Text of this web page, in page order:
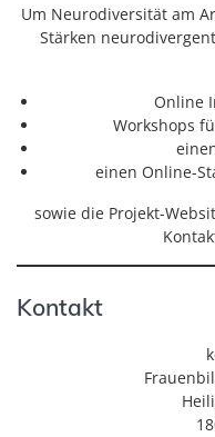
Um Neurodiversität am
Stärken
Online
Workshops
einen Online-
sowie die Projekt-
Kontakt